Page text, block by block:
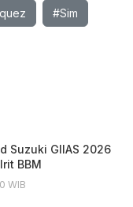
#Sim
Suzuki GIIAS 2026
BBM
WIB